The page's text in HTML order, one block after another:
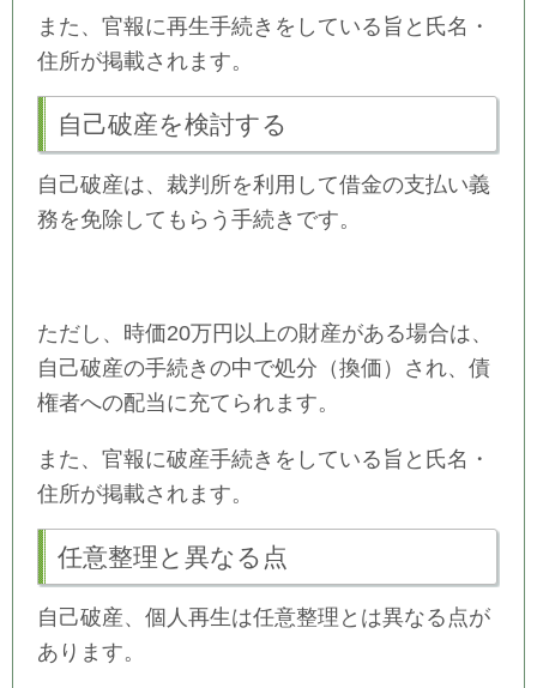
また、官報に再生手続きをしている旨と氏名・
住所が掲載されます。
自己破産を検討する
自己破産は、裁判所を利用して借金の支払い義
務を免除してもらう手続きです。
ただし、時価20万円以上の財産がある場合は、
自己破産の手続きの中で処分（換価）され、債
権者への配当に充てられます。
また、官報に破産手続きをしている旨と氏名・
住所が掲載されます。
任意整理と異なる点
自己破産、個人再生は任意整理とは異なる点が
あります。